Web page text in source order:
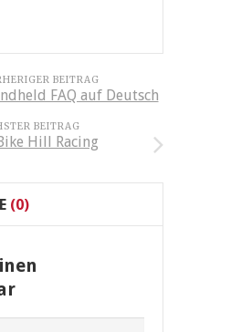
BEITRAG
FAQ auf Deutsch
BEITRAG
Hill Racing
(0)